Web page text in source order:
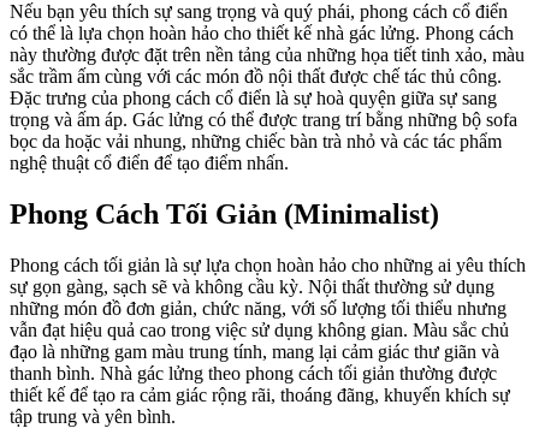
Nếu bạn yêu thích sự sang trọng và quý phái, phong cách cổ điển
có thể là lựa chọn hoàn hảo cho thiết kế nhà gác lửng. Phong cách
này thường được đặt trên nền tảng của những họa tiết tinh xảo, màu
sắc trầm ấm cùng với các món đồ nội thất được chế tác thủ công.
Đặc trưng của phong cách cổ điển là sự hoà quyện giữa sự sang
trọng và ấm áp. Gác lửng có thể được trang trí bằng những bộ sofa
bọc da hoặc vải nhung, những chiếc bàn trà nhỏ và các tác phẩm
nghệ thuật cổ điển để tạo điểm nhấn.
Phong Cách Tối Giản (Minimalist)
Phong cách tối giản là sự lựa chọn hoàn hảo cho những ai yêu thích
sự gọn gàng, sạch sẽ và không cầu kỳ. Nội thất thường sử dụng
những món đồ đơn giản, chức năng, với số lượng tối thiểu nhưng
vẫn đạt hiệu quả cao trong việc sử dụng không gian. Màu sắc chủ
đạo là những gam màu trung tính, mang lại cảm giác thư giãn và
thanh bình. Nhà gác lửng theo phong cách tối giản thường được
thiết kế để tạo ra cảm giác rộng rãi, thoáng đãng, khuyến khích sự
tập trung và yên bình.